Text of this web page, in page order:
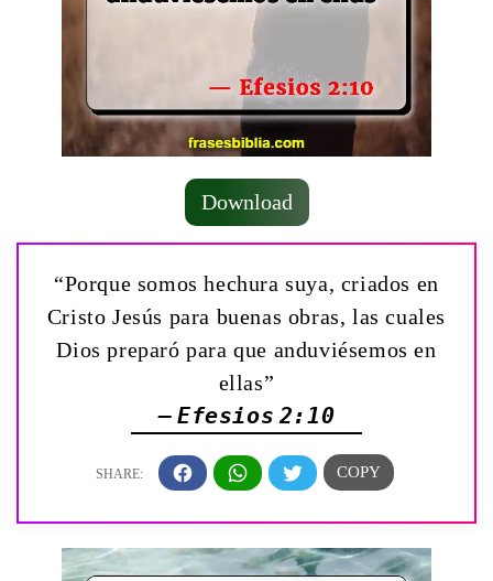
Download
“Porque somos hechura suya, criados en
Cristo Jesús para buenas obras, las cuales
Dios preparó para que anduviésemos en
ellas”
— Efesios 2:10